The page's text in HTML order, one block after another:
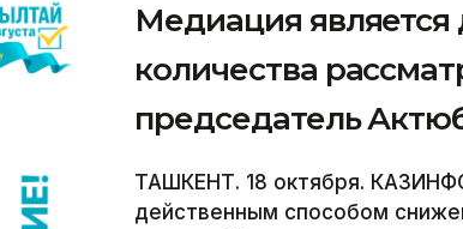
Медиация
количества
председатель
ТАШКЕНТ. 18 октября.
действенным способом